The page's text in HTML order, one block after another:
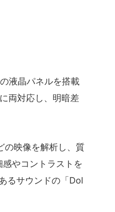
液晶パネルを搭載
両対応し、明暗差
の映像を解析し、質
やコントラストを
るサウンドの「Dol